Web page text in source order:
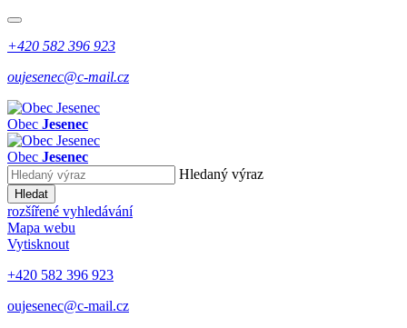
+420 582 396 923
oujesenec@c-mail.cz
Obec Jesenec
Obec Jesenec
Hledaný výraz
Hledat
rozšířené vyhledávání
Mapa webu
Vytisknout
+420 582 396 923
oujesenec@c-mail.cz